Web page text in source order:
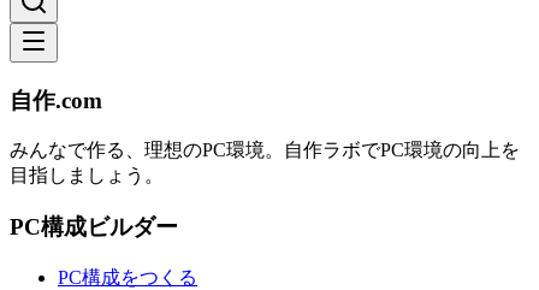
自作.com
みんなで作る、理想のPC環境。 自作ラボでPC環境の向上を
目指しましょう。
PC構成ビルダー
PC構成をつくる